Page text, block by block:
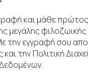
και μάθε πρώτος
μεγάλης
την εγγραφή σου
την Πολιτική